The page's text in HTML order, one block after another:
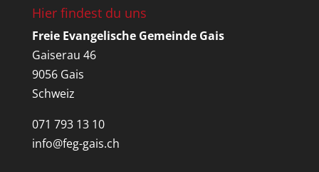
Hier findest du uns
Freie Evangelische Gemeinde Gais
Gaiserau 46
9056 Gais
Schweiz
071 793 13 10
info@feg-gais.ch